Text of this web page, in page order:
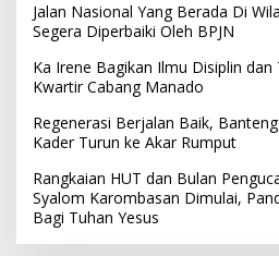
Jalan Nasional Yang Berada Di
Segera Diperbaiki Oleh BPJN
Ka Irene Bagikan Ilmu Disiplin dan
Kwartir Cabang Manado
Regenerasi Berjalan Baik,
Kader Turun ke Akar Rumput
Rangkaian HUT dan Bulan
Syalom Karombasan Dimulai,
Bagi Tuhan Yesus